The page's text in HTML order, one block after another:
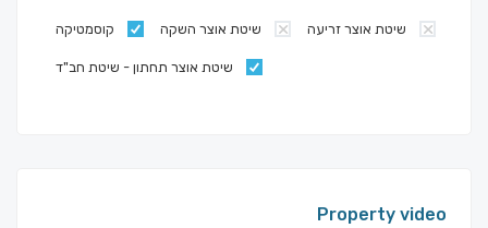
קוסמטיקה שיטת אוצר השקה שיטת אוצר זריעה
שיטת אוצר תחתון - שיטת חב"ד
Property video